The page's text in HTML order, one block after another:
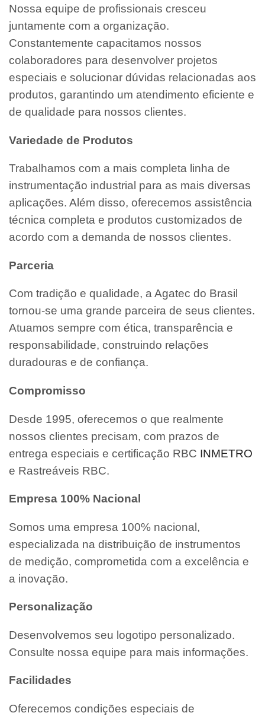
Nossa equipe de profissionais cresceu
juntamente com a organização.
Constantemente capacitamos nossos
colaboradores para desenvolver projetos
especiais e solucionar dúvidas relacionadas aos
produtos, garantindo um atendimento eficiente e
de qualidade para nossos clientes.
Variedade de Produtos
Trabalhamos com a mais completa linha de
instrumentação industrial para as mais diversas
aplicações. Além disso, oferecemos assistência
técnica completa e produtos customizados de
acordo com a demanda de nossos clientes.
Parceria
Com tradição e qualidade, a Agatec do Brasil
tornou-se uma grande parceira de seus clientes.
Atuamos sempre com ética, transparência e
responsabilidade, construindo relações
duradouras e de confiança.
Compromisso
Desde 1995, oferecemos o que realmente
nossos clientes precisam, com prazos de
entrega especiais e certificação RBC INMETRO
e Rastreáveis RBC.
Empresa 100% Nacional
Somos uma empresa 100% nacional,
especializada na distribuição de instrumentos
de medição, comprometida com a excelência e
a inovação.
Personalização
Desenvolvemos seu logotipo personalizado.
Consulte nossa equipe para mais informações.
Facilidades
Oferecemos condições especiais de